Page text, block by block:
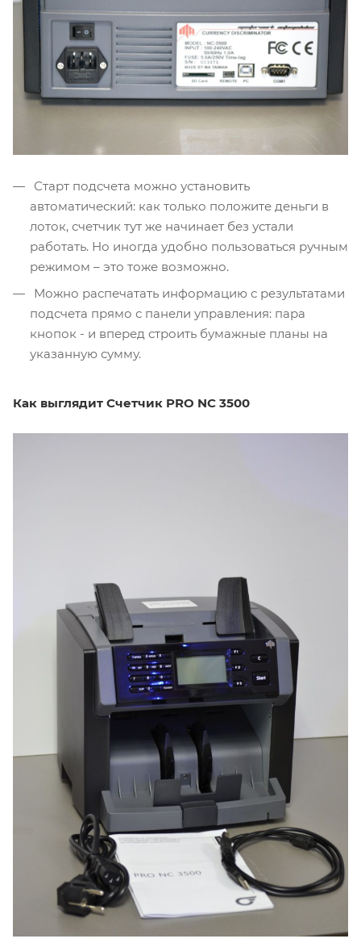
Старт подсчета можно установить
автоматический: как только положите деньги в
лоток, счетчик тут же начинает без устали
работать. Но иногда удобно пользоваться ручным
режимом – это тоже возможно.
Можно распечатать информацию с результатами
подсчета прямо с панели управления: пара
кнопок - и вперед строить бумажные планы на
указанную сумму.
Как выглядит Счетчик PRO NC 3500